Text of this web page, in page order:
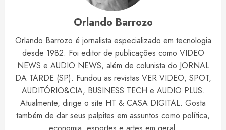
Orlando Barrozo
Orlando Barrozo é jornalista especializado em tecnologia
desde 1982. Foi editor de publicações como VIDEO
NEWS e AUDIO NEWS, além de colunista do JORNAL
DA TARDE (SP). Fundou as revistas VER VIDEO, SPOT,
AUDITÓRIO&CIA, BUSINESS TECH e AUDIO PLUS.
Atualmente, dirige o site HT & CASA DIGITAL. Gosta
também de dar seus palpites em assuntos como política,